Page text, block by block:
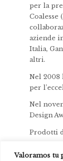
Valoramos tu
per la
Coalesse
aziende
Italia,
altri.
Nel 2008
per
Nel
Design
Prodotti